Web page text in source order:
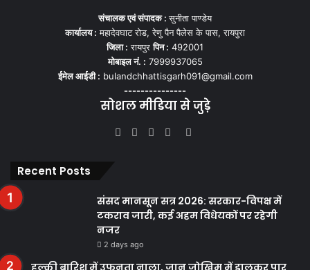
संचालक एवं संपादक :सुनीता पाण्डेय
कार्यालय : महादेवघाट रोड, रेणु पैन पैलेस के पास, रायपुरा
जिला : रायपुरपिन : 492001
मोबाइल नं. : 7999937065
ईमेल आईडी : bulandchhattisgarh091@gmail.com
---------------
सोशल मीडिया से जुड़े
Facebook
TwitterYouTubeInstagram
WhatsApp
Recent Posts
संसद मानसून सत्र 2026: सरकार-विपक्ष में
टकराव जारी, कई अहम विधेयकों पर रहेगी
नजर
2 days ago